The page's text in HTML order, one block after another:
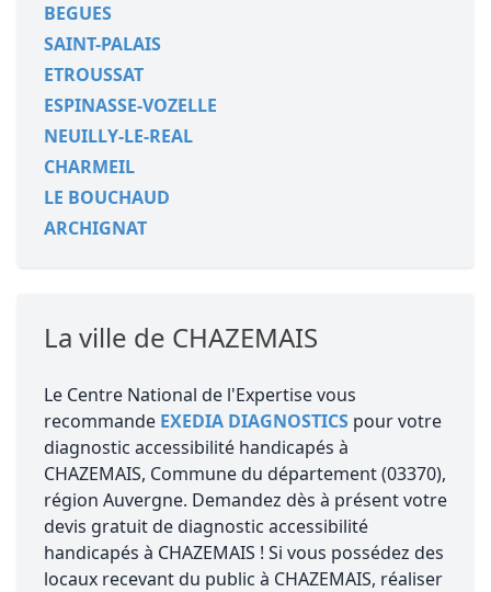
BEGUES
SAINT-PALAIS
ETROUSSAT
ESPINASSE-VOZELLE
NEUILLY-LE-REAL
CHARMEIL
LE BOUCHAUD
ARCHIGNAT
La ville de CHAZEMAIS
Le Centre National de l'Expertise vous
recommande EXEDIA DIAGNOSTICS pour votre
diagnostic accessibilité handicapés à
CHAZEMAIS, Commune du département (03370),
région Auvergne. Demandez dès à présent votre
devis gratuit de diagnostic accessibilité
handicapés à CHAZEMAIS ! Si vous possédez des
locaux recevant du public à CHAZEMAIS, réaliser